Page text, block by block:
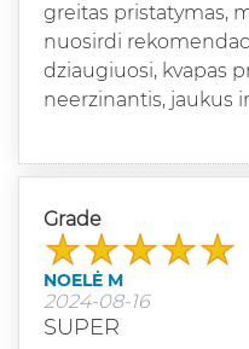
greitas pristatymas,
nuosirdi
dziaugiuosi, kvapas
neerzinantis, jaukus
Grade
NOELĖ M
2024-08-16
SUPER